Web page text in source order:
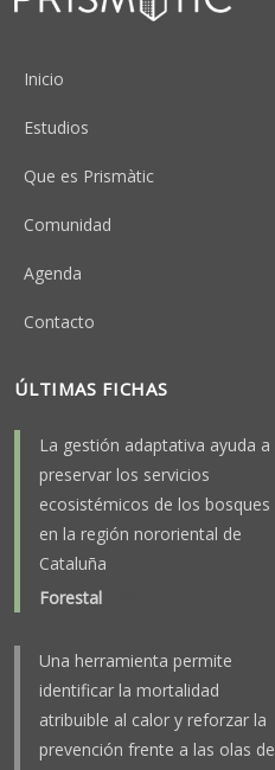
Peu
Inicio
Estudios
Que es Prismàtic
Comunidad
Agenda
Contacto
ÚLTIMAS FICHAS
La gestión adaptativa ayuda a
preservar los servicios
ecosistémicos de los bosques
en la región nororiental de
Cataluña
Forestal
Una herramienta permite
identificar la mortalidad
atribuible al calor y reforzar la
prevención frente a las olas de